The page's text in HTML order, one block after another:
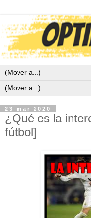
23 mar 2020
¿Qué es la
fútbol]